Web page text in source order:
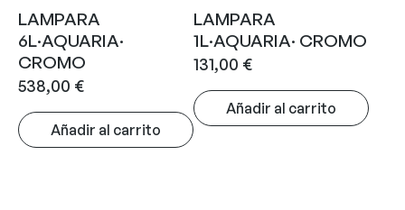
LAMPARA
6L·AQUARIA·
CROMO
538,00 €
Añadir al carrito
LAMPARA
1L·AQUARIA· CROMO
131,00 €
Añadir al carrito